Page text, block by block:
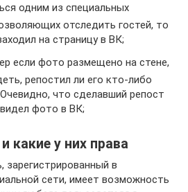
одним из специальных
отследить гостей, то
на страницу в ВК;
если фото размещено на стене,
репостил ли его кто-либо
что сделавший репост
фото в ВК;
какие у них права
в
сети, имеет возможность